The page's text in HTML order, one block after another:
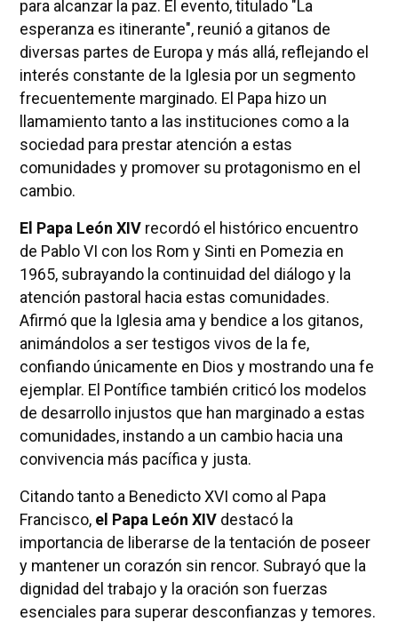
para alcanzar la paz. El evento, titulado "La
esperanza es itinerante", reunió a gitanos de
diversas partes de Europa y más allá, reflejando el
interés constante de la Iglesia por un segmento
frecuentemente marginado. El Papa hizo un
llamamiento tanto a las instituciones como a la
sociedad para prestar atención a estas
comunidades y promover su protagonismo en el
cambio.
El Papa León XIVrecordó el histórico encuentro
de Pablo VI con los Rom y Sinti en Pomezia en
1965, subrayando la continuidad del diálogo y la
atención pastoral hacia estas comunidades.
Afirmó que la Iglesia ama y bendice a los gitanos,
animándolos a ser testigos vivos de la fe,
confiando únicamente en Dios y mostrando una fe
ejemplar. El Pontífice también criticó los modelos
de desarrollo injustos que han marginado a estas
comunidades, instando a un cambio hacia una
convivencia más pacífica y justa.
Citando tanto a Benedicto XVI como al Papa
Francisco, el Papa León XIVdestacó la
importancia de liberarse de la tentación de poseer
y mantener un corazón sin rencor. Subrayó que la
dignidad del trabajo y la oración son fuerzas
esenciales para superar desconfianzas y temores.